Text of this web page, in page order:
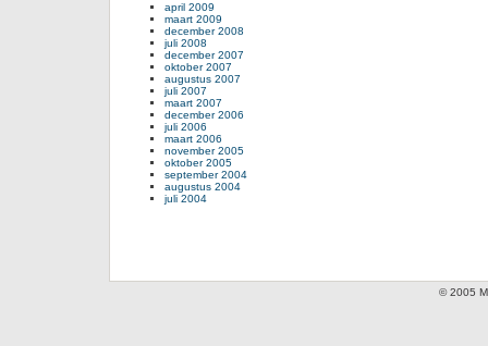
april 2009
maart 2009
december 2008
juli 2008
december 2007
oktober 2007
augustus 2007
juli 2007
maart 2007
december 2006
juli 2006
maart 2006
november 2005
oktober 2005
september 2004
augustus 2004
juli 2004
© 2005